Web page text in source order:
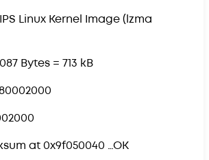
Linux Kernel Image (lzma
Bytes = 713 kB
at 0x9f050040 …OK